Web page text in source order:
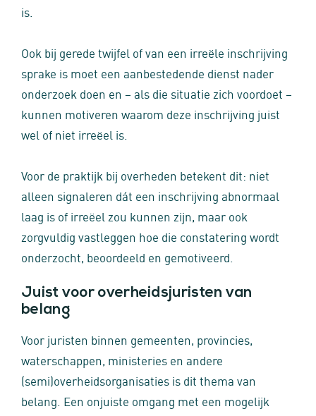
is.
Ook bij gerede twijfel of van een irreële inschrijving
sprake is moet een aanbestedende dienst nader
onderzoek doen en – als die situatie zich voordoet –
kunnen motiveren waarom deze inschrijving juist
wel of niet irreëel is.
Voor de praktijk bij overheden betekent dit: niet
alleen signaleren dát een inschrijving abnormaal
laag is of irreëel zou kunnen zijn, maar ook
zorgvuldig vastleggen hoe die constatering wordt
onderzocht, beoordeeld en gemotiveerd.
Juist voor overheidsjuristen van
belang
Voor juristen binnen gemeenten, provincies,
waterschappen, ministeries en andere
(semi)overheidsorganisaties is dit thema van
belang. Een onjuiste omgang met een mogelijk